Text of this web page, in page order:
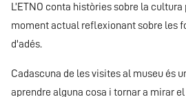
L’ETNO conta històries sobre la
moment actual reflexionant sobre les
d'adés.
Cadascuna de les visites al museu és
aprendre alguna cosa i tornar a mirar